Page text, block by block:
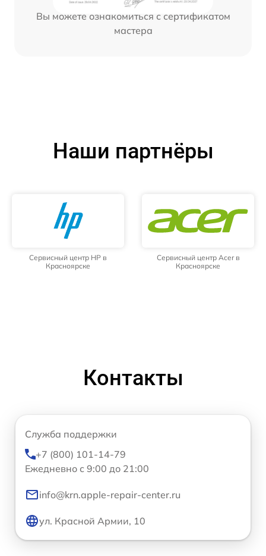
Вы можете ознакомиться с сертификатом
мастера
Наши партнёры
Сервисный центр HP в
Красноярске
Сервисный центр Acer в
Красноярске
Контакты
Служба поддержки
+7 (800) 101-14-79
Ежедневно с 9:00 до 21:00
info@krn.apple-repair-center.ru
ул. Красной Армии, 10